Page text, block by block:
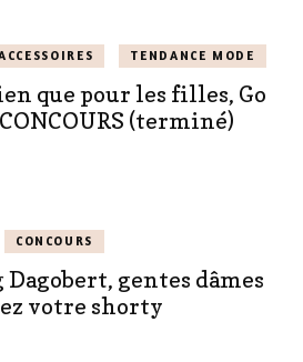
TENDANCE MODE
que pour les filles, Go
(terminé)
CONCOURS
gentes dâmes
votre shorty